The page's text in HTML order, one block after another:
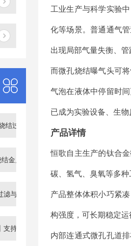
结过滤片
金属滤芯
与回收滤芯
持非标定制
工业生产与科学实验
化等场景。普通通气
出现局部气量失衡、管
而微孔烧结曝气头可
气泡在液体中停留时
已成为实验设备、生
产品详情
恒歌自主生产的钛合
碳、氢气、臭氧等多种
产品整体体积小巧紧
构强度，可长期稳定运
内部连通式微孔孔道